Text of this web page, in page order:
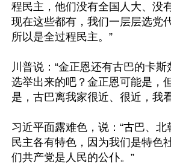
程民主，他们没有全国人大、没
现在这些都有，我们一层层选党
所以是全过程民主。”
川普说：“金正恩还有古巴的卡
选举出来的吧？金正恩可能是，
是，古巴离我家很近、很近，我
习近平面露难色，说：“古巴、北
民主各有特色，因为我们是特色
们共产党是人民的公仆。”